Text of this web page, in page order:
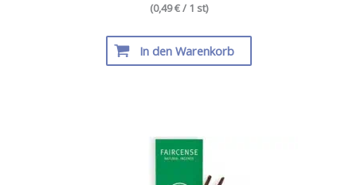
(0,49 € / 1 st)
In den Warenkorb